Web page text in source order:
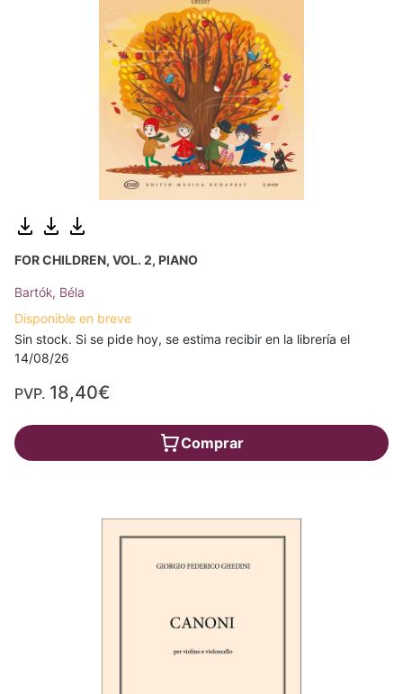
FOR CHILDREN, VOL. 2, PIANO
Bartók, Béla
Disponible en breve
Sin stock. Si se pide hoy, se estima recibir en la librería el
14/08/26
PVP. 18,40€
Comprar